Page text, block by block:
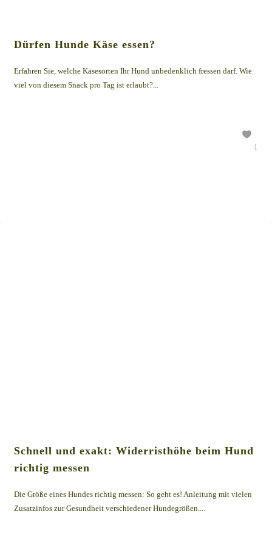
Dürfen Hunde Käse essen?
Erfahren Sie, welche Käsesorten Ihr Hund unbedenklich fressen darf. Wie
viel von diesem Snack pro Tag ist erlaubt?...
1
Schnell und exakt: Widerristhöhe beim Hund
richtig messen
Die Größe eines Hundes richtig messen: So geht es! Anleitung mit vielen
Zusatzinfos zur Gesundheit verschiedener Hundegrößen....